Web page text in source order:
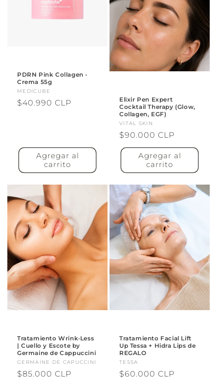
PDRN Pink Collagen -
Crema 55g
Proveedor:
MEDICUBE
Precio
$40.990 CLP
Agregar al
carrito
Elixir Pen Expert
Cocktail Therapy (Glow,
Collagen, EGF)
Proveedor:
VITAL SKIN
Precio
habitual
$90.000 CLP
Agregar al
carrito
Tratamiento Wrink·Less
| Cuello y Escote by
Germaine de Cappuccini
Proveedor:
GERMAINE DE CAPUCCINI
Precio
$85.000 CLP
Tratamiento Facial Lift
Up Tessa + Hidra Lips de
REGALO
Proveedor:
TESSA
Precio
$60.000 CLP